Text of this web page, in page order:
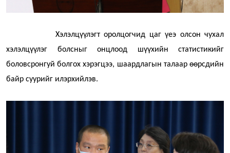
Хэлэлцүүлэгт оролцогчид цаг үеэ олсон чухал
хэлэлцүүлэг болсныг онцлоод шүүхийн статистикийг
боловсронгуй болгох хэрэгцээ, шаардлагын талаар өөрсдийн
байр суурийг илэрхийлэв.